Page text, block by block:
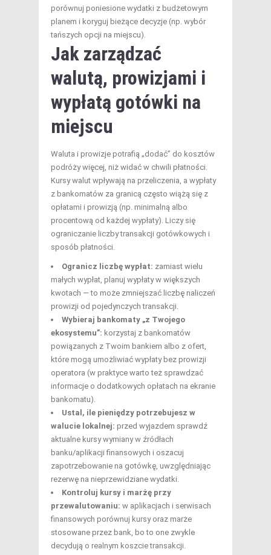
porównuj poniesione wydatki z budżetowym
planem i koryguj bieżące decyzje (np. wybór
tańszych opcji na miejscu).
Jak zarządzać
walutą, prowizjami i
wypłatą gotówki na
miejscu
Waluta i prowizje potrafią „dodać” do kosztów
podróży więcej, niż widać w chwili płatności.
Kursy walut wpływają na przeliczenia, a wypłaty
z bankomatów za granicą często wiążą się z
opłatami i prowizją (np. minimalną albo
procentową od każdej wypłaty). Liczy się
ograniczanie liczby transakcji gotówkowych i
sposób płatności.
Ogranicz liczbę wypłat: zamiast wielu
małych wypłat, planuj wypłaty w większych
kwotach — to może zmniejszać liczbę naliczeń
prowizji od pojedynczych transakcji.
Wybieraj bankomaty „z Twojego
ekosystemu”: korzystaj z bankomatów
powiązanych z Twoim bankiem albo z ofert,
które mogą umożliwiać wypłaty bez prowizji
operatora (w praktyce warto też sprawdzać
informacje o dodatkowych opłatach na ekranie
bankomatu).
Ustal, ile pieniędzy potrzebujesz w
walucie lokalnej: przed wyjazdem sprawdź
aktualne kursy wymiany w źródłach
banku/aplikacji finansowych i oszacuj
zapotrzebowanie na gotówkę, uwzględniając
rezerwę na nieprzewidziane wydatki.
Kontroluj kursy i marżę przy
przewalutowaniu: w aplikacjach i serwisach
finansowych porównuj kursy oraz marże
stosowane przez bank, bo to one zwykle
decydują o realnym koszcie transakcji.